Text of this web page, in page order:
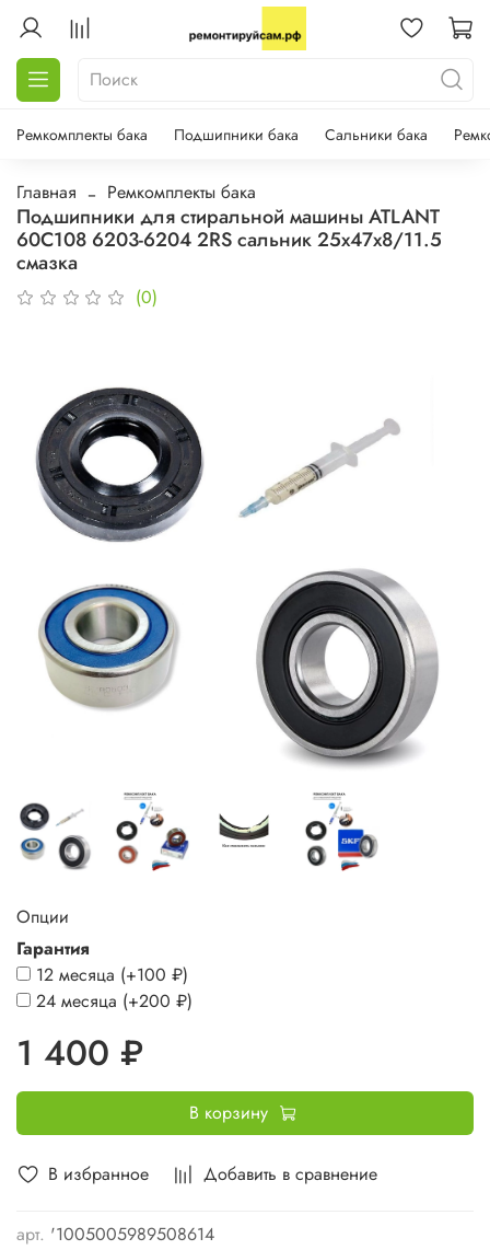
Ремкомплекты бака Подшипники бака Сальники бака
Главная Ремкомплекты бака
Подшипники для стиральной машины ATLANT
60С108 6203-6204 2RS сальник 25х47х8/11.5
смазка
(0)
В избранное Добавить в сравнение
арт. '1005005989508614
Опции
Гарантия
12 месяца (+100 ₽)
24 месяца (+200 ₽)
1 400 ₽
В корзину